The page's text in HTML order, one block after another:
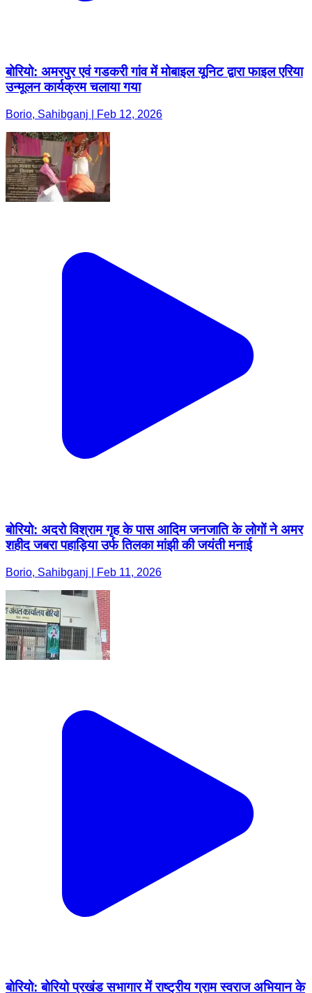
बोरियो: अमरपुर एवं गडकरी गांव में मोबाइल यूनिट द्वारा फाइल एरिया
उन्मूलन कार्यक्रम चलाया गया
Borio, Sahibganj | Feb 12, 2026
बोरियो: अदरो विश्राम गृह के पास आदिम जनजाति के लोगों ने अमर
शहीद जबरा पहाड़िया उर्फ तिलका मांझी की जयंती मनाई
Borio, Sahibganj | Feb 11, 2026
बोरियो: बोरियो प्रखंड सभागार में राष्ट्रीय ग्राम स्वराज अभियान के